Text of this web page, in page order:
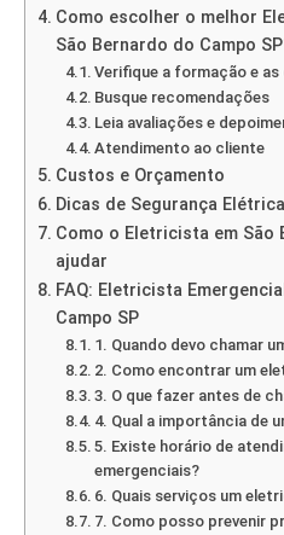
Como escolher o melhor
São Bernardo do Campo
Verifique a formação e
Busque recomendações
Leia avaliações e
Atendimento ao cliente
Custos e Orçamento
Dicas de Segurança Elétrica
Como o Eletricista em São
ajudar
FAQ: Eletricista
Campo SP
1. Quando devo chamar
2. Como encontrar um
3. O que fazer antes de
4. Qual a importância de
5. Existe horário de
emergenciais?
6. Quais serviços um
7. Como posso prevenir